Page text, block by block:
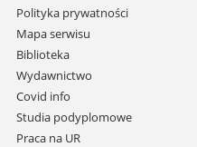
Pomiń
nawigację
i
przejdź
do
treści
Polityka prywatności
Mapa serwisu
Biblioteka
Wydawnictwo
Covid info
Studia podyplomowe
Praca na UR